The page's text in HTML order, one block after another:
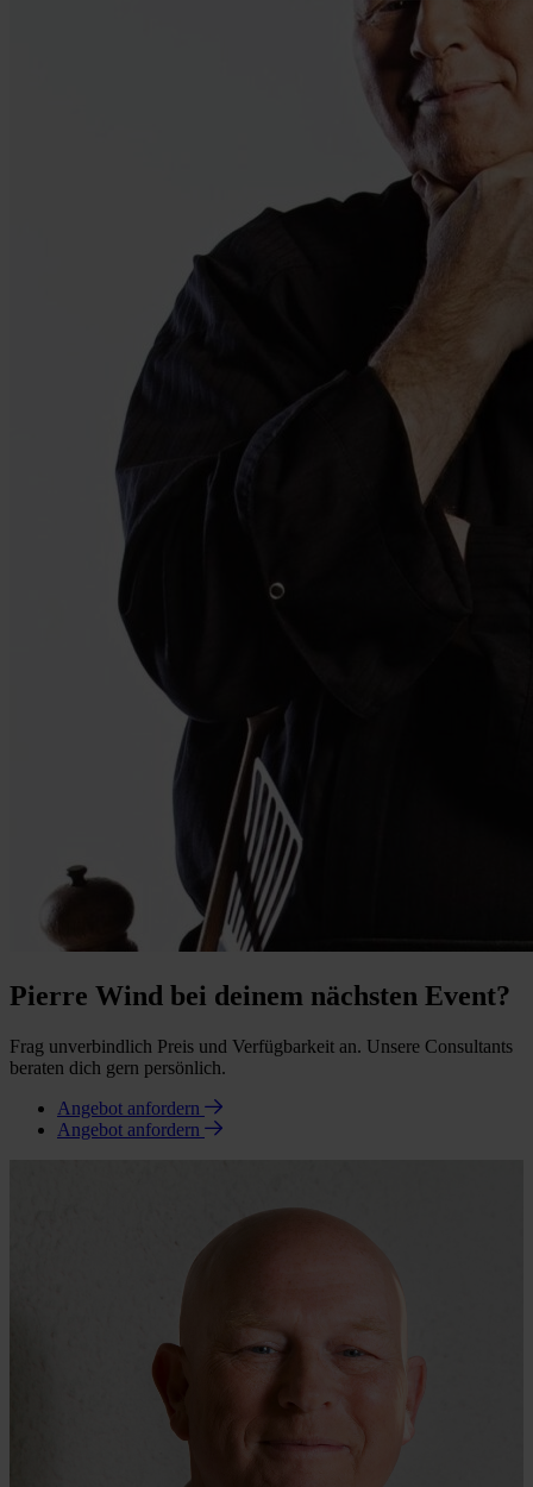
Pierre Wind bei deinem nächsten Event?
Frag unverbindlich Preis und Verfügbarkeit an. Unsere Consultants
beraten dich gern persönlich.
Angebot anfordern
Angebot anfordern